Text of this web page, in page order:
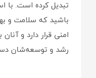
تبدیل کرده است. با
باشید که سلامت و
امنی قرار دارد و
رشد و توسعه‌شان